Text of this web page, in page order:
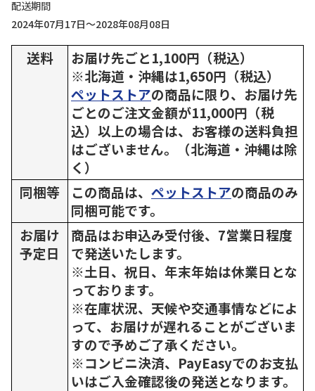
配送期間
2024年07月17日～2028年08月08日
送料
お届け先ごと1,100円（税込）
※北海道・沖縄は1,650円（税込）
ペットストアの商品に限り、お届け先
ごとのご注文金額が11,000円（税
込）以上の場合は、お客様の送料負担
はございません。（北海道・沖縄は除
く）
同梱等
この商品は、 ペットストアの商品のみ
同梱可能です。
お届け
予定日
商品はお申込み受付後、7営業日程度
で発送いたします。
※土日、祝日、年末年始は休業日とな
っております。
※在庫状況、天候や交通事情などによ
って、お届けが遅れることがございま
すので予めご了承ください。
※コンビニ決済、PayEasyでのお支払
いはご入金確認後の発送となります。